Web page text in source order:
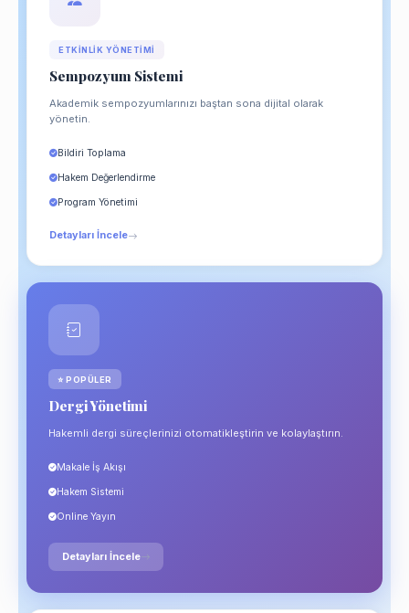
ETKINLIK YÖNETIMI
Sempozyum Sistemi
Akademik sempozyumlarınızı baştan sona dijital olarak
yönetin.
Bildiri Toplama
Hakem Değerlendirme
Program Yönetimi
Detayları İncele
⭐ POPÜLER
Dergi Yönetimi
Hakemli dergi süreçlerinizi otomatikleştirin ve kolaylaştırın.
Makale İş Akışı
Hakem Sistemi
Online Yayın
Detayları İncele